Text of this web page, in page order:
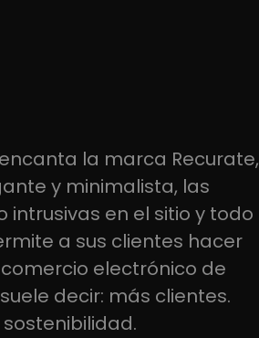
la marca Recurate,
y minimalista, las
intrusivas en el sitio y todo
a sus clientes hacer
electrónico de
decir: más clientes.